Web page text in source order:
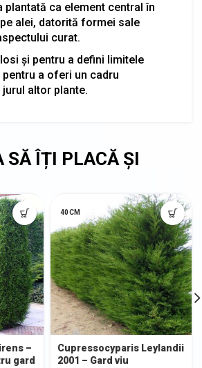
plantată ca element central în
alei, datorită formei sale
curat.
și pentru a defini limitele
a oferi un cadru
altor plante.
–
gard
40CM
Cupressocyparis Leylandii
2001 – Gard viu